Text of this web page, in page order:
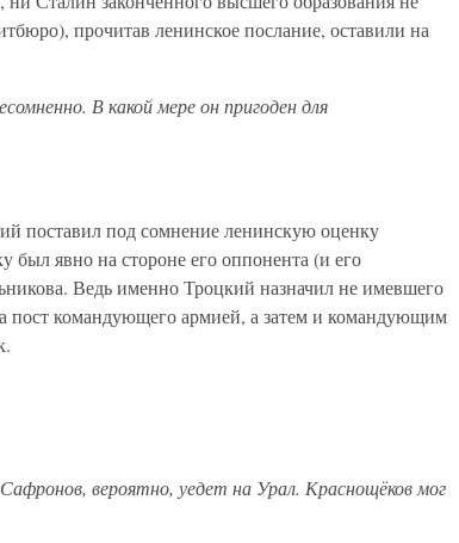
прочитав ленинское послание, оставили на
В какой мере он пригоден для
поставил под сомнение ленинскую оценку
был явно на стороне его оппонента (и его
Ведь именно Троцкий назначил не имевшего
пост командующего армией, а затем и командующим
вероятно, уедет на Урал. Краснощёков мог